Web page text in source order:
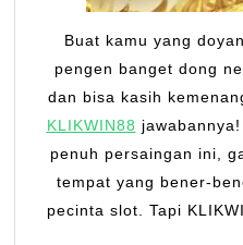
Buat kamu yang doyan main slot online, pasti
pengen banget dong
dan bisa kasih
KLIKWIN88
penuh persaingan ini,
tempat yang bener-
pecinta slot. Tapi